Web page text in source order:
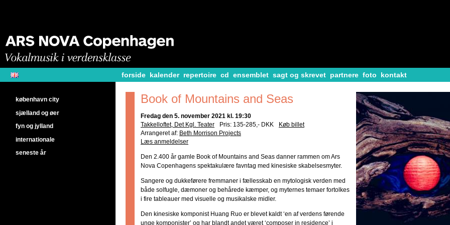
forside kalender repertoire cd ensemblet sagt og skrevet partnere foto kontakt
Book of Mountains and Seas
Fredag den 5. november 2021 kl. 19:30
Takkelloftet, Det Kgl. Teater
Pris: 135-285,- DKK
Køb billet
Arrangeret af: Beth Morrison Projects
Læs anmeldelser
Den 2.400 år gamle Book of Mountains and Seas danner rammen om Ars
Nova Copenhagens spektakulære favntag med kinesiske skabelsesmyter.
Sangere og dukkeførere fremmaner i fællesskab en mytologisk verden med
både solfugle, dæmoner og behårede kæmper, og myternes temaer fortolkes
i fire tableauer med visuelle og musikalske midler.
Den kinesiske komponist Huang Ruo er blevet kaldt ‘en af verdens førende
unge komponister’ og har blandt andet været ‘composer in residence’ i
københavn city
sjælland og øer
fyn og jylland
internationale
seneste år